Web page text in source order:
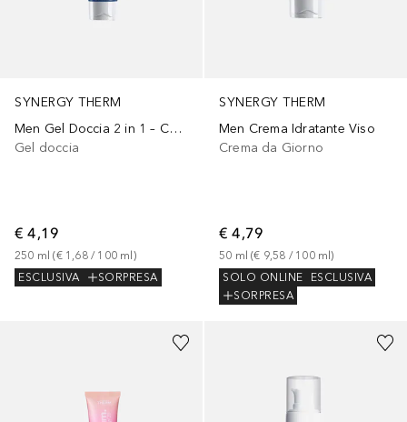
SYNERGY THERM
Men Gel Doccia 2 in 1 – Corpo & Capelli
Gel doccia
€ 4,19
250 ml (€ 1,68 / 100 ml )
ESCLUSIVA
SORPRESA
SYNERGY THERM
Men Crema Idratante Viso
Crema da Giorno
€ 4,79
50 ml (€ 9,58 / 100 ml)
SOLO ONLINE
ESCLUSIVA
SORPRESA